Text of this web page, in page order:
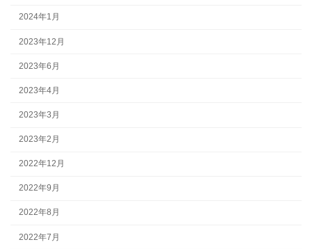
2024年1月
2023年12月
2023年6月
2023年4月
2023年3月
2023年2月
2022年12月
2022年9月
2022年8月
2022年7月